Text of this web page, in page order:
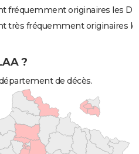
fréquemment originaires les
très fréquemment originaires
?
de décès.